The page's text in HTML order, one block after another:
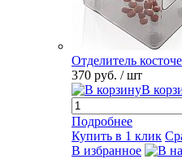
Отделитель
370 руб. / шт
В
Подробнее
Купить в 1 клик
В избранное